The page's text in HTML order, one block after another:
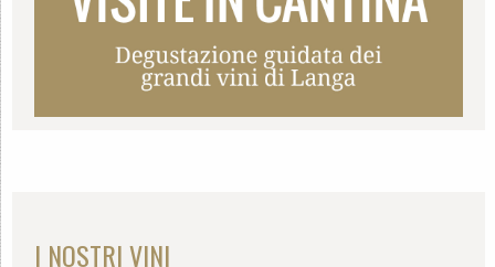
I NOSTRI VINI